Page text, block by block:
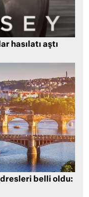
hasılatı aştı
belli oldu: